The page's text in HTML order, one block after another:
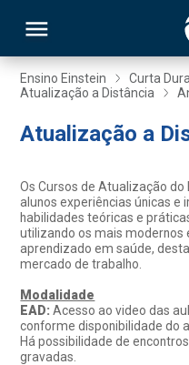
Ensino Einstein Curta
Atualização a Distância
Atualização a
Os Cursos de Atualização do
alunos experiências únicas
habilidades teóricas e
utilizando os mais modernos
aprendizado em saúde,
mercado de trabalho.
Modalidade
EAD:Acesso ao video das
conforme disponibilidade do
Há possibilidade de
gravadas.